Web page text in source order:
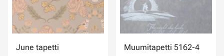
June tapetti Muumitapetti 5162-4